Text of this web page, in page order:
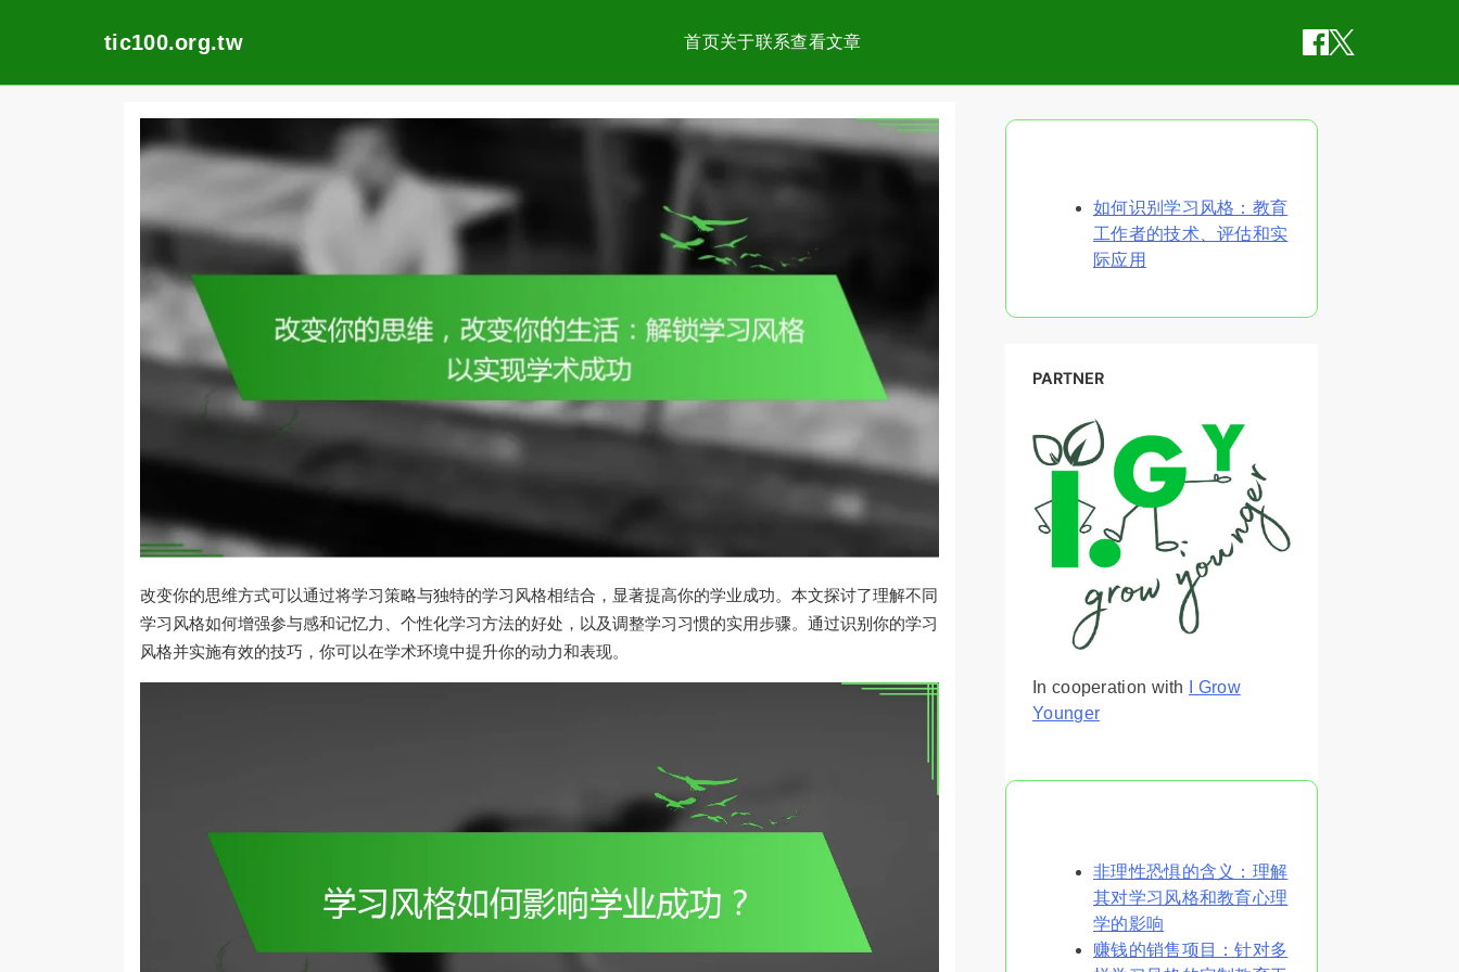
tic100.org.tw 首页关于联系查看文章
改变你的思维方式可以通过将学习策略与独特的学习风格相结合，显著提高你的学业成功。本文探讨了理解不同
学习风格如何增强参与感和记忆力、个性化学习方法的好处，以及调整学习习惯的实用步骤。通过识别你的学习
风格并实施有效的技巧，你可以在学术环境中提升你的动力和表现。
如何识别学习风格：教育
工作者的技术、评估和实
际应用
PARTNER
In cooperation with
I Grow
Younger
非理性恐惧的含义：理解
其对学习风格和教育心理
学的影响
赚钱的销售项目：针对多